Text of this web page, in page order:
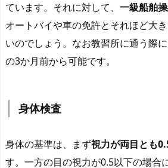
ています。それに対して、 一級船舶
オートバイや車の免許とそれほど大
いのでしょう。なお教習所に通う際
の3か月前から可能です。
身体検査
身体の基準は、まず視力が両目とも
す。一方の目の視力が0.5以下の場合